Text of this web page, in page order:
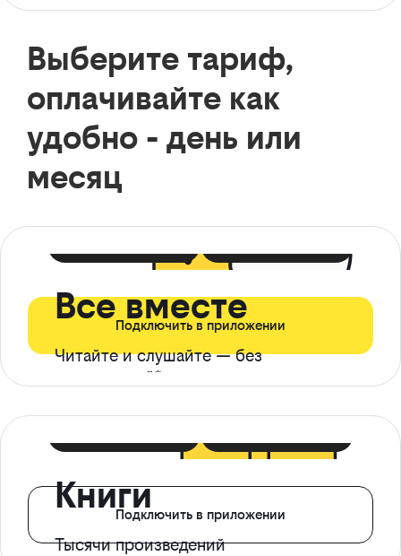
Выберите тариф,
оплачивайте как
удобно - день или
месяц
Все вместе
Читайте и слушайте — без
ограничений*
Подключить в приложении
Книги
Тысячи произведений
Подключить в приложении